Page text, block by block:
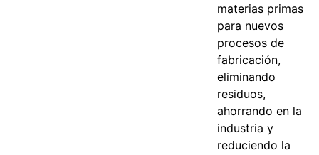
materias primas
para nuevos
procesos de
fabricación,
eliminando
residuos,
ahorrando en la
industria y
reduciendo la